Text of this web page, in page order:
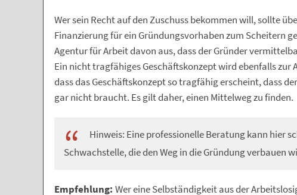
Wer sein Recht auf den Zuschuss bekommen will, sollte
Finanzierung für ein Gründungsvorhaben zum Scheitern
Agentur für Arbeit davon aus, dass der Gründer
Ein nicht tragfähiges Geschäftskonzept wird ebenfalls zur
dass das Geschäftskonzept so tragfähig erscheint, dass
gar nicht braucht. Es gilt daher, einen Mittelweg zu finden.
Hinweis: Eine professionelle Beratung kann hier
Schwachstelle, die den Weg in die Gründung verbauen
Empfehlung: Wer eine Selbständigkeit aus der